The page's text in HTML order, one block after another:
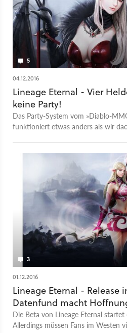
5
04.12.2016
Lineage Eternal - Vier
keine Party!
Das Party-System vom »Diablo-
funktioniert etwas anders als wir
3
01.12.2016
Lineage Eternal - Release
Datenfund macht
Die Beta von Lineage Eternal
Allerdings müssen Fans im Westen